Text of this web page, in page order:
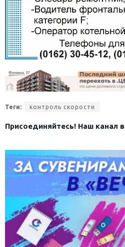
Теги: контроль скорости
Присоединяйтесь! Наш канал в